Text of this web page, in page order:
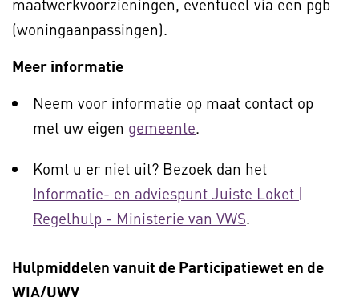
maatwerkvoorzieningen, eventueel via een pgb
(woningaanpassingen).
Meer informatie
Neem voor informatie op maat contact op
met uw eigen gemeente.
Komt u er niet uit? Bezoek dan het
Informatie- en adviespunt Juiste Loket |
Regelhulp - Ministerie van VWS.
Hulpmiddelen vanuit de Participatiewet en de
WIA/UWV